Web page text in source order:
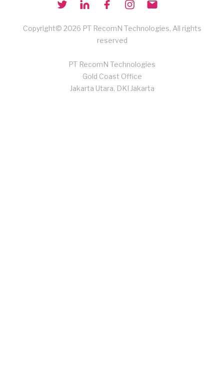
Copyright© 2026 PT RecomN Technologies, All rights
reserved
PT RecomN Technologies
Gold Coast Office
Jakarta Utara, DKI Jakarta